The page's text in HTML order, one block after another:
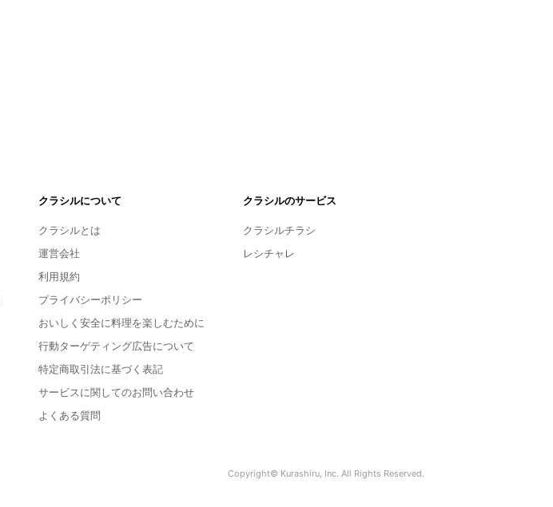
クラシルについて
クラシルとは
運営会社
利用規約
プライバシーポリシー
おいしく安全に料理を楽しむために
行動ターゲティング広告について
特定商取引法に基づく表記
サービスに関してのお問い合わせ
よくある質問
クラシルのサービス
クラシルチラシ
レシチャレ
Copyright© Kurashiru, Inc. All Rights Reserved.